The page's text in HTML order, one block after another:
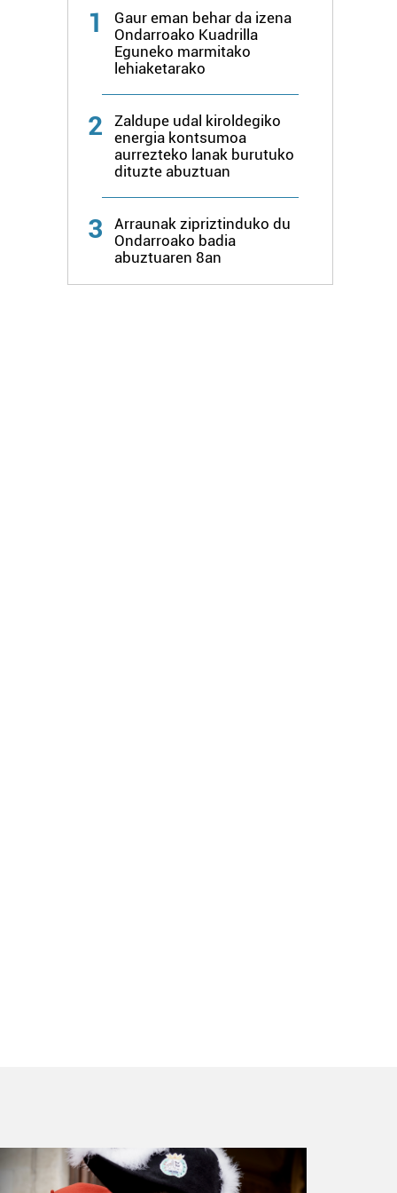
1
Gaur eman behar da izena
Ondarroako Kuadrilla
Eguneko marmitako
lehiaketarako
2
Zaldupe udal kiroldegiko
energia kontsumoa
aurrezteko lanak burutuko
dituzte abuztuan
3
Arraunak zipriztinduko du
Ondarroako badia
abuztuaren 8an